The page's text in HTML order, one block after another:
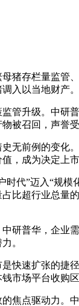
存栏量监管、
入以当地财产。
升级。中研普
被召回，声誉受
前例的变化。
，成为决定上
”迈入“规模
比超行业总量
普华，企业需
。
速扩张的捷径
市场平台收购
点驱动力。中